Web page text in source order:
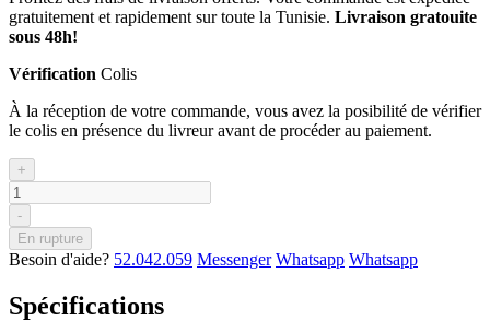
gratuitement et rapidement sur toute la Tunisie. Livraison gratouite
sous 48h!
Vérification Colis
À la réception de votre commande, vous avez la posibilité de vérifier
le colis en présence du livreur avant de procéder au paiement.
+
-
En rupture
Besoin d'aide? 52.042.059 Messenger Whatsapp Whatsapp
Spécifications